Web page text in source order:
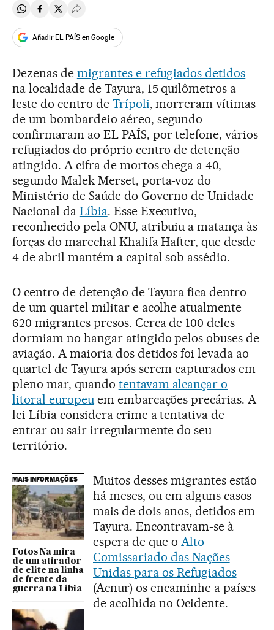
Compartir en Whatsapp
Compartir en Facebook
Compartir en Twitter
Desplegar Redes Sociales
Añadir EL PAÍS en Google
Dezenas de migrantes e refugiados detidos
na localidade de Tayura, 15 quilômetros a
leste do centro de Trípoli, morreram vítimas
de um bombardeio aéreo, segundo
confirmaram ao EL PAÍS, por telefone, vários
refugiados do próprio centro de detenção
atingido. A cifra de mortos chega a 40,
segundo Malek Merset, porta-voz do
Ministério de Saúde do Governo de Unidade
Nacional da Líbia. Esse Executivo,
reconhecido pela ONU, atribuiu a matança às
forças do marechal Khalifa Hafter, que desde
4 de abril mantém a capital sob assédio.
O centro de detenção de Tayura fica dentro
de um quartel militar e acolhe atualmente
620 migrantes presos. Cerca de 100 deles
dormiam no hangar atingido pelos obuses de
aviação. A maioria dos detidos foi levada ao
quartel de Tayura após serem capturados em
pleno mar, quando tentavam alcançar o
litoral europeuem embarcações precárias. A
lei Líbia considera crime a tentativa de
entrar ou sair irregularmente do seu
território.
MAIS INFORMAÇÕES
Fotos Na mira
de um atirador
de elite na linha
de frente da
guerra na Líbia
Muitos desses migrantes estão
há meses, ou em alguns casos
mais de dois anos, detidos em
Tayura. Encontravam-se à
espera de que o Alto
Comissariado das Nações
Unidas para os Refugiados
(Acnur) os encaminhe a países
de acolhida no Ocidente.